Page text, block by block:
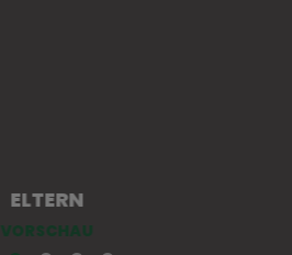
ELTERN
VORSCHAU